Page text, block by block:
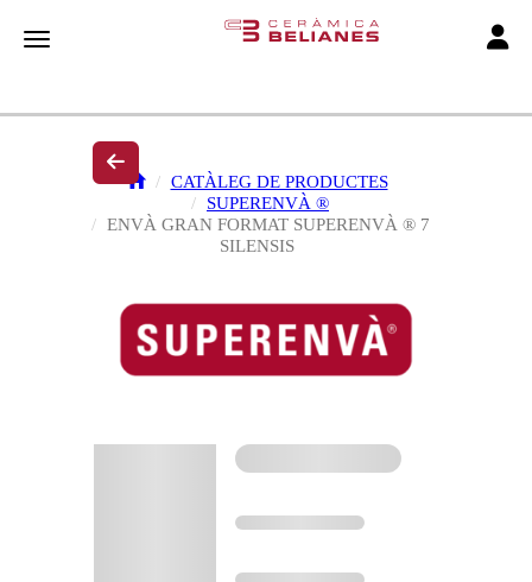
Toggle navigation
CATÀLEG DE PRODUCTES
SUPERENVÀ ®
ENVÀ GRAN FORMAT SUPERENVÀ ® 7
SILENSIS